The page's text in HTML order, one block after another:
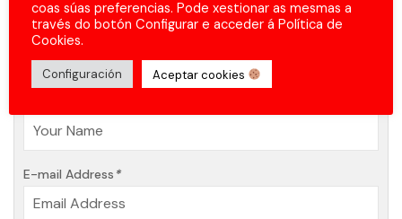
E-mail Address *
coas súas preferencias. Pode xestionar as mesmas a
través do botón Configurar e acceder á Política de
Cookies.
Configuración Aceptar cookies